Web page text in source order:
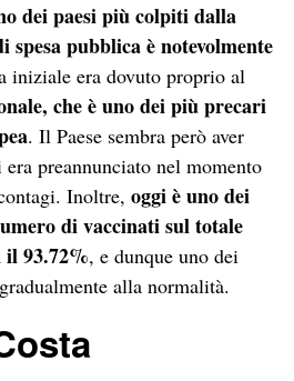
dei paesi più colpiti dalla
pubblica è notevolmente
iniziale era dovuto proprio al
che è uno dei più precari
. Il Paese sembra però aver
preannunciato nel momento
Inoltre,oggi è uno dei
di vaccinati sul totale
il 93.72%, e dunque uno dei
alla normalità.